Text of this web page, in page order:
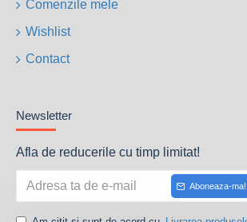
Comenzile mele
Wishlist
Contact
Newsletter
Afla de reducerile cu timp limitat!
Aboneaza-ma!